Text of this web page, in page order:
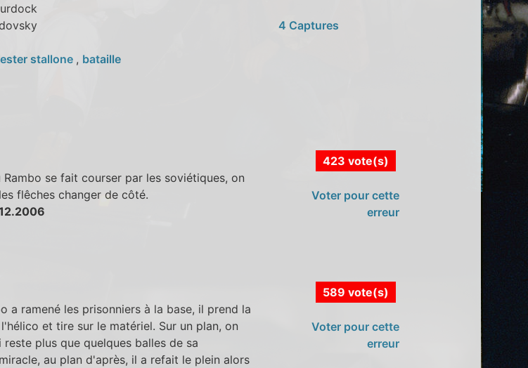
stallone , bataille
4 Captures
Rambo se fait courser par les soviétiques, on
flêches changer de côté.
423 vote(s)
Voter pour cette
erreur
a ramené les prisonniers à la base, il prend la
et tire sur le matériel. Sur un plan, on
plus que quelques balles de sa
au plan d'après, il a refait le plein alors
589 vote(s)
Voter pour cette
erreur